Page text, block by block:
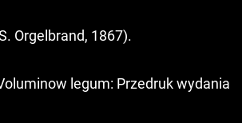
Orgelbrand, 1867).
legum: Przedruk wydania